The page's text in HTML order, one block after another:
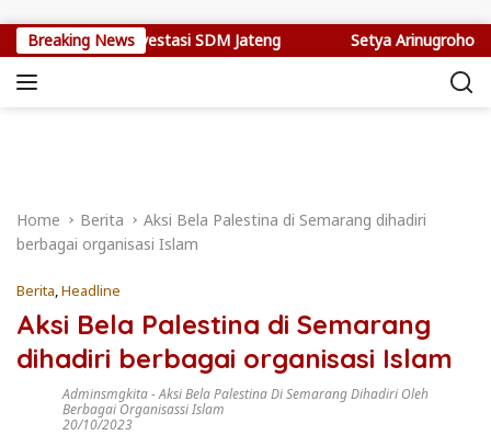
Breaking News
Jadi Investasi SDM Jateng Setya Arinugroho
Home Berita
Aksi Bela Palestina di Semarang dihadiri
berbagai organisasi Islam
Berita,Headline
Aksi Bela Palestina di Semarang
dihadiri berbagai organisasi Islam
Adminsmgkita-Aksi Bela Palestina Di Semarang Dihadiri Oleh
Berbagai Organisassi Islam
20/10/2023